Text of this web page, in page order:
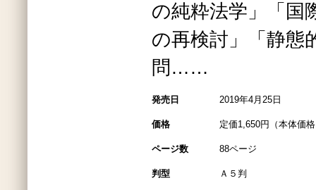
の純粋法学」「国
の再検討」「静態
問……
発売日 2019年4月25日
価格 定価1,650円（本体価
ページ数 88ページ
判型 Ａ５判